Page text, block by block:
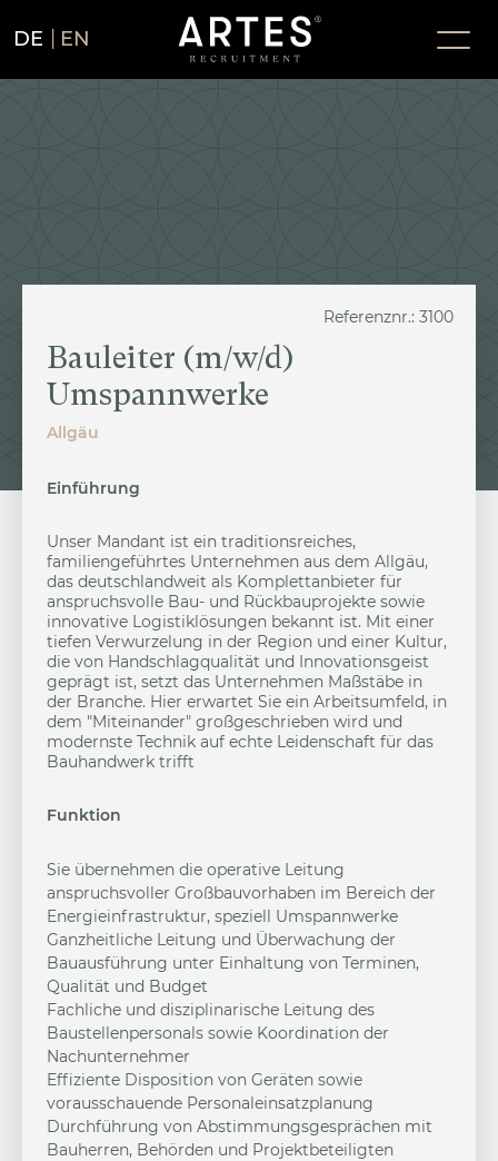
DE EN
Bauleiter (m/w/d)
Umspannwerke
Referenznr.: 3100
Allgäu
Einführung
Unser Mandant ist ein traditionsreiches,
familiengeführtes Unternehmen aus dem Allgäu,
das deutschlandweit als Komplettanbieter für
anspruchsvolle Bau- und Rückbauprojekte sowie
innovative Logistiklösungen bekannt ist. Mit einer
tiefen Verwurzelung in der Region und einer Kultur,
die von Handschlagqualität und Innovationsgeist
geprägt ist, setzt das Unternehmen Maßstäbe in
der Branche. Hier erwartet Sie ein Arbeitsumfeld, in
dem "Miteinander" großgeschrieben wird und
modernste Technik auf echte Leidenschaft für das
Bauhandwerk trifft
Funktion
Sie übernehmen die operative Leitung
anspruchsvoller Großbauvorhaben im Bereich der
Energieinfrastruktur, speziell Umspannwerke
Ganzheitliche Leitung und Überwachung der
Bauausführung unter Einhaltung von Terminen,
Qualität und Budget
Fachliche und disziplinarische Leitung des
Baustellenpersonals sowie Koordination der
Nachunternehmer
Effiziente Disposition von Geräten sowie
vorausschauende Personaleinsatzplanung
Durchführung von Abstimmungsgesprächen mit
Bauherren, Behörden und Projektbeteiligten